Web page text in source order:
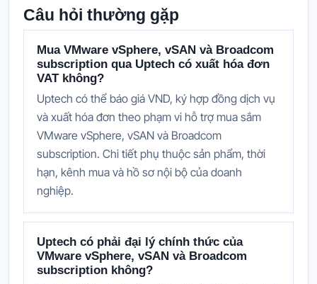
Câu hỏi thường gặp
Mua VMware vSphere, vSAN và Broadcom
subscription qua Uptech có xuất hóa đơn
VAT không?
Uptech có thể báo giá VND, ký hợp đồng dịch vụ
và xuất hóa đơn theo phạm vi hỗ trợ mua sắm
VMware vSphere, vSAN và Broadcom
subscription. Chi tiết phụ thuộc sản phẩm, thời
hạn, kênh mua và hồ sơ nội bộ của doanh
nghiệp.
Uptech có phải đại lý chính thức của
VMware vSphere, vSAN và Broadcom
subscription không?